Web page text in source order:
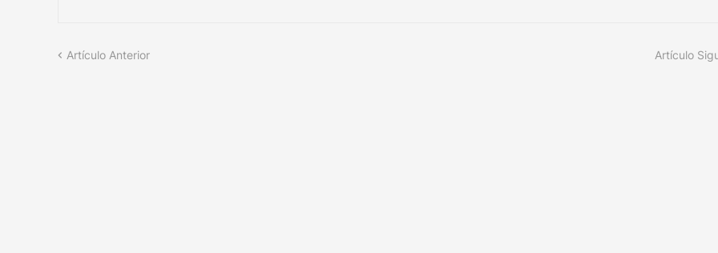
Artículo Anterior Artículo